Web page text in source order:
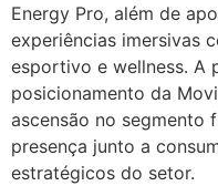
Energy Pro, além de
experiências imersivas
esportivo e wellness. A
posicionamento da
ascensão no segmento
presença junto a
estratégicos do setor.